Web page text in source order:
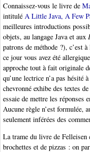
Connaissez-vous le livre de
intitulé A Little Java, A Few
meilleures introductions
objets, au langage Java et aux
patrons de méthode ?), c’est
ce jour vous avez été
approche tout à fait originale
qu’une lectrice n’a pas hésité
chevronné exhibe des textes
essaie de mettre les réponses
Aucune règle n’est formulée,
seulement inférées des
La trame du livre de Felleisen
brochettes et de pizzas : on